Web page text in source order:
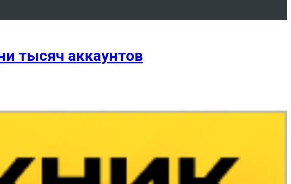
тысяч аккаунтов